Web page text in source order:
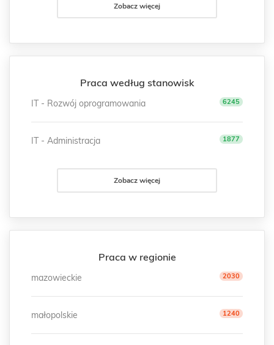
Zobacz więcej
Praca według stanowisk
IT - Rozwój oprogramowania 6245
IT - Administracja 1877
Zobacz więcej
Praca w regionie
mazowieckie 2030
małopolskie 1240